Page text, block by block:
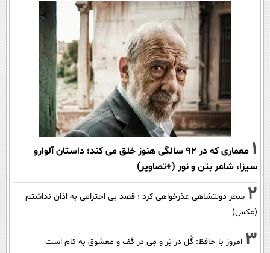
1
معماری که در 92 سالگی هنوز خلق می کند؛ داستان آلوارو
سیزا، شاعر بتن و نور (+تصاویر)
2 سحر دولتشاهی عذرخواهی کرد ؛ قصد بی احترامی به اذان نداشتم
(عکس)
3 امروز با حافظ: گُل در بَر و مِی در کَف و معشوق به کام است